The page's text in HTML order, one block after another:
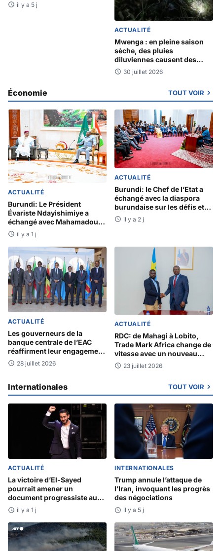
nationale de
il y a 5 j
ACTUALITÉ
Mwenga : en pleine saison
sèche, des pluies
diluviennes causent des
dégâts mortels
30 juillet 2026
Économie TOUT VOIR
ACTUALITÉ
Burundi: Le Président
Évariste Ndayishimiye a
échangé avec Mahamadou
Issoufou sur les avancées de
la ZLECAF
il y a 1 j
ACTUALITÉ
Burundi: le Chef de l’Etat a
échangé avec la diaspora
burundaise sur les défis et
opportunités
d’investissement
il y a 2 j
ACTUALITÉ
Les gouverneurs de la
banque centrale de l’EAC
réaffirment leur engagement
envers la monnaie unique
d’ici 2031
28 juillet 2026
ACTUALITÉ
RDC: de Mahagi à Lobito,
Trade Mark Africa change de
vitesse avec un nouveau
Directeur Pays
23 juillet 2026
Internationales TOUT VOIR
ACTUALITÉ
La victoire d’El-Sayed
pourrait amener un
document progressiste au
Sénatil y a 1 j
INTERNATIONALES
Trump annule l’attaque de
l’Iran, invoquant les progrès
des négociations
il y a 5 j